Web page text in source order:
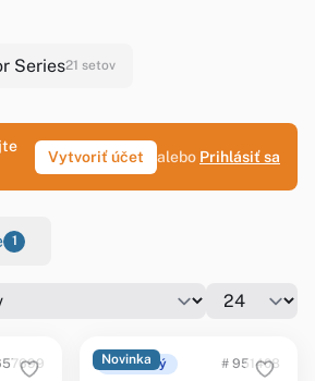
Series21 setov
Vytvoriť účet alebo Prihlásiť sa
1
Novinka
Ohlásený # 951408